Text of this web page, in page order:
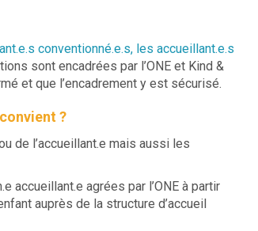
conventionné.e.s, les accueillant.e.s
sont encadrées par l’ONE et Kind &
et que l’encadrement y est sécurisé.
?
de l’accueillant.e mais aussi les
accueillant.e agrées par l’ONE à partir
auprès de la structure d’accueil